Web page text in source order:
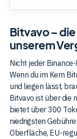
Bitvavo –
unserem
Nicht jeder
Wenn du im Kern
und liegen lässt,
Bitvavo ist über die
bietet über 300
niedrigsten
Oberfläche, EU-